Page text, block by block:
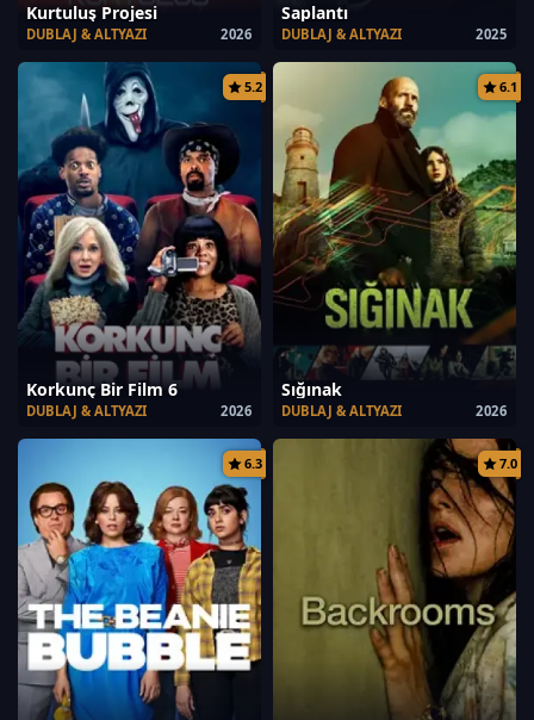
Kurtuluş Projesi
2026
DUBLAJ & ALTYAZI
Saplantı
2025
DUBLAJ & ALTYAZI
5.2
Korkunç Bir Film 6
2026
DUBLAJ & ALTYAZI
6.1
Sığınak
2026
DUBLAJ & ALTYAZI
6.3 7.0